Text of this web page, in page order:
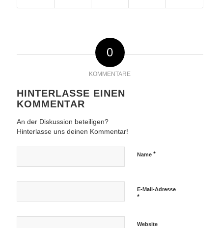
0
KOMMENTARE
HINTERLASSE EINEN
KOMMENTAR
An der Diskussion beteiligen?
Hinterlasse uns deinen Kommentar!
Name *
E-Mail-Adresse
*
Website